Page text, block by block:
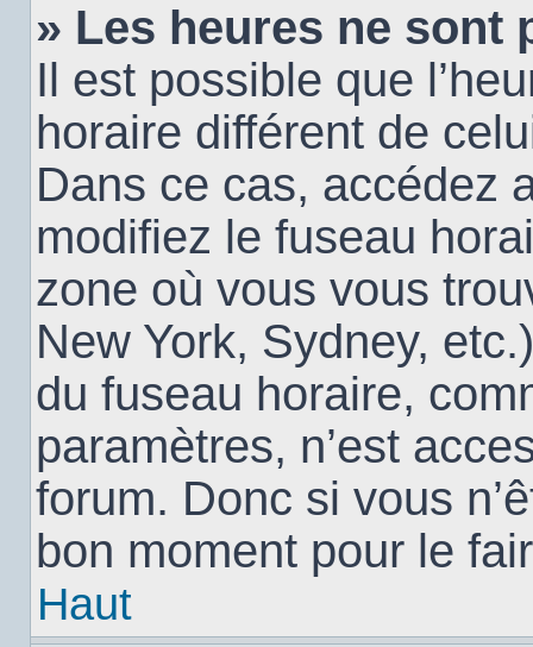
» Les heures ne sont
Il est possible que
horaire différent de
Dans ce cas, accédez
modifiez le fuseau
zone où vous vous
New York, Sydney,
du fuseau horaire,
paramètres, n’est
forum. Donc si vous
bon moment pour le
Haut